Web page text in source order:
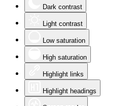
Dark contrast
Light contrast
Low saturation
High saturation
Highlight links
Highlight headings